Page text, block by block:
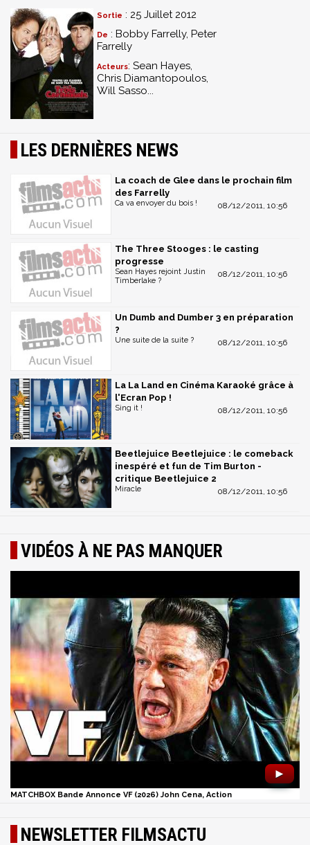
Sortie : 25 Juillet 2012
De : Bobby Farrelly, Peter
Farrelly
Acteurs: Sean Hayes,
Chris Diamantopoulos,
Will Sasso...
LES DERNIÈRES NEWS
La coach de Glee dans le prochain film
des Farrelly
08/12/2011, 10:56
Ca va envoyer du bois !
The Three Stooges : le casting
progresse
08/12/2011, 10:56
Sean Hayes rejoint Justin
Timberlake ?
Un Dumb and Dumber 3 en préparation
?
08/12/2011, 10:56
Une suite de la suite ?
La La Land en Cinéma Karaoké grâce à
l'Ecran Pop !
08/12/2011, 10:56
Sing it !
Beetlejuice Beetlejuice : le comeback
inespéré et fun de Tim Burton -
critique Beetlejuice 2
08/12/2011, 10:56
Miracle
VIDÉOS À NE PAS MANQUER
►
MATCHBOX Bande Annonce VF (2026) John Cena, Action
NEWSLETTER FILMSACTU